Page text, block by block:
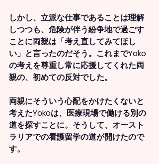
しかし、立派な仕事であることは理解
しつつも、危険が伴う紛争地で過ごす
ことに両親は「考え直してみてほし
い」と言ったのだそう。これまでYoko
の考えを尊重し常に応援してくれた両
親の、初めての反対でした。
両親にそういう心配をかけたくないと
考えたYokoは、医療現場で働ける別の
道を探すことに。そうして、オースト
ラリアでの看護留学の道が開けたので
す。